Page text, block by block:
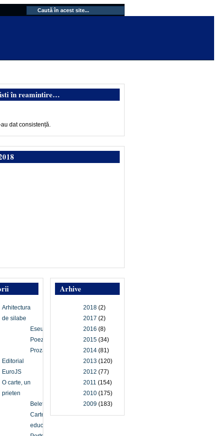
în reamintire…
dat consistență.
Arhive
2018 (2)
2017 (2)
2016 (8)
2015 (34)
2014 (81)
2013 (120)
2012 (77)
2011 (154)
2010 (175)
2009 (183)
Arhitectura
de silabe
Eseu
Poezie
Proză
Editorial
EuroJS
O carte, un
prieten
Beletristică
Carte
educațională